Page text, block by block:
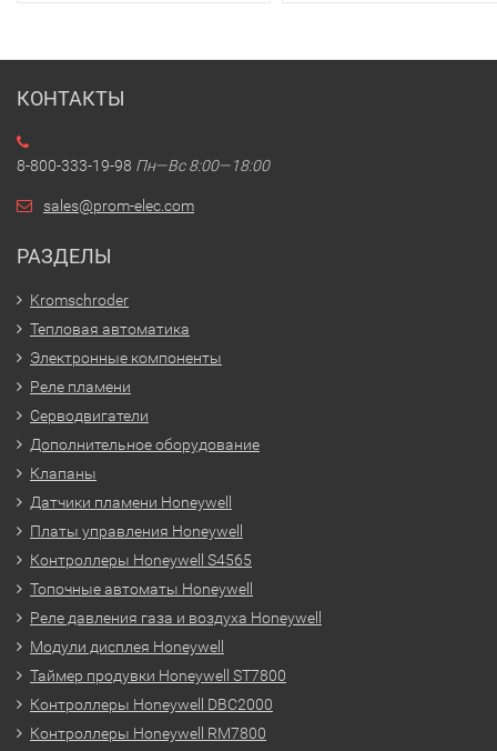
КОНТАКТЫ
8-800-333-19-98 Пн—Вс 8:00—18:00
sales@prom-elec.com
РАЗДЕЛЫ
Kromschroder
Тепловая автоматика
Электронные компоненты
Реле пламени
Серводвигатели
Дополнительное оборудование
Клапаны
Датчики пламени Honeywell
Платы управления Honeywell
Контроллеры Honeywell S4565
Топочные автоматы Honeywell
Реле давления газа и воздуха Honeywell
Модули дисплея Honeywell
Таймер продувки Honeywell ST7800
Контроллеры Honeywell DBC2000
Контроллеры Honeywell RM7800